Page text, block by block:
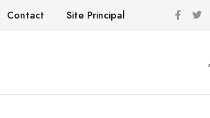
Contact Site Principal